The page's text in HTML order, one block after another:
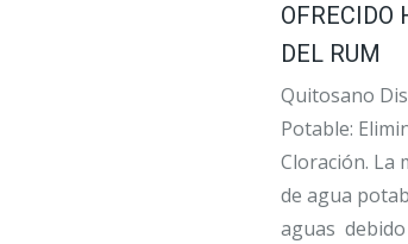
OFRECIDO
DEL RUM
Quitosano
Potable:
Cloración. La
de agua
aguas debido